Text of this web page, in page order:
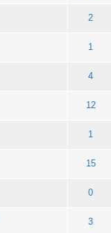
2
1
4
12
1
15
0
3